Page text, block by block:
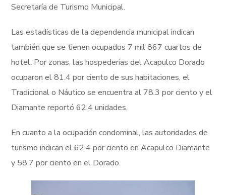
Secretaría de Turismo Municipal.
Las estadísticas de la dependencia municipal indican
también que se tienen ocupados 7 mil 867 cuartos de
hotel. Por zonas, las hospederías del Acapulco Dorado
ocuparon el 81.4 por ciento de sus habitaciones, el
Tradicional o Náutico se encuentra al 78.3 por ciento y el
Diamante reportó 62.4 unidades.
En cuanto a la ocupación condominal, las autoridades de
turismo indican el 62.4 por ciento en Acapulco Diamante
y 58.7 por ciento en el Dorado.